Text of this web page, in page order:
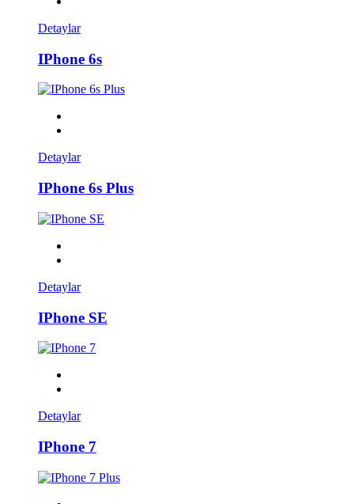
Detaylar
IPhone 6s
Detaylar
IPhone 6s Plus
Detaylar
IPhone SE
Detaylar
IPhone 7